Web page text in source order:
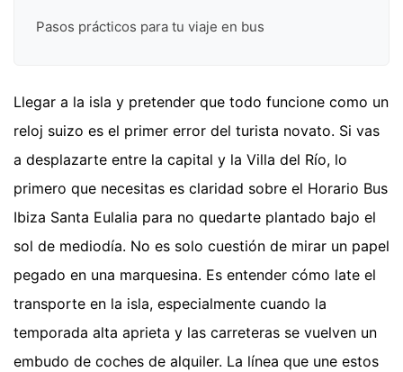
Pasos prácticos para tu viaje en bus
Llegar a la isla y pretender que todo funcione como un
reloj suizo es el primer error del turista novato. Si vas
a desplazarte entre la capital y la Villa del Río, lo
primero que necesitas es claridad sobre el Horario Bus
Ibiza Santa Eulalia para no quedarte plantado bajo el
sol de mediodía. No es solo cuestión de mirar un papel
pegado en una marquesina. Es entender cómo late el
transporte en la isla, especialmente cuando la
temporada alta aprieta y las carreteras se vuelven un
embudo de coches de alquiler. La línea que une estos